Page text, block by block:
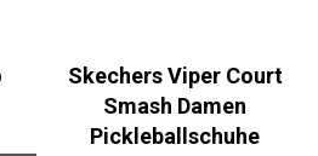
Skechers Viper Court